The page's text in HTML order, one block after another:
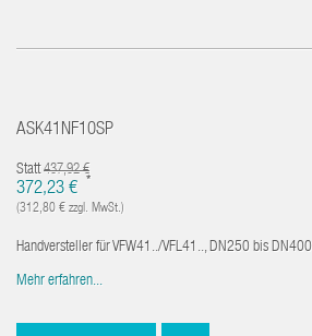
ASK41NF10SP
Statt437,92 €
372,23 € *
(312,80 € zzgl. MwSt.)
Handversteller für VFW41../VFL41.., DN250 bis DN400
Mehr erfahren...